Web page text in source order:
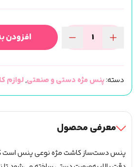
پنس
اکستنشن
دست
ساز
(شاینی
عدد
افزودن
دسته:پنس مژه دستی و صنعتی,لوازم
معرفی محصول
پنس دست‌ساز کاشت مژه نوعی پنس است